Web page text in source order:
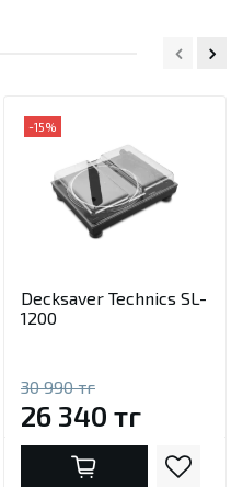
-15%
Decksaver Technics SL-
1200
30 990 тг
26 340 тг